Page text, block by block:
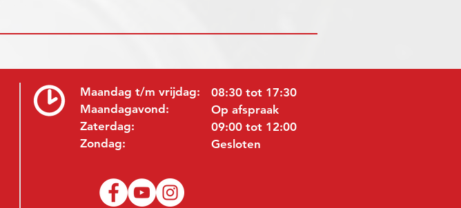
Maandag t/m vrijdag:
Maandagavond:
Zaterdag:
Zondag:
08:30 tot 17:30
Op afspraak
09:00 tot 12:00
Gesloten